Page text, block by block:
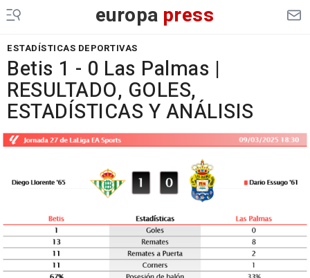
europa press
ESTADÍSTICAS DEPORTIVAS
Betis 1 - 0 Las Palmas |
RESULTADO, GOLES,
ESTADÍSTICAS Y ANÁLISIS